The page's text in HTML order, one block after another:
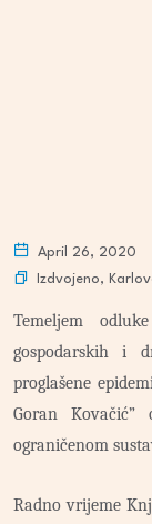
April 26, 2020
Izdvojeno,
Temeljem
gospodarskih i
proglašene
Goran
ograničenom
Radno vrijeme